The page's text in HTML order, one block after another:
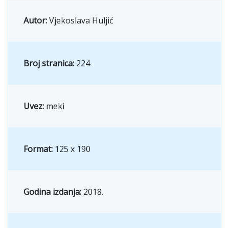
Autor:Vjekoslava Huljić
Broj stranica: 224
Uvez: meki
Format: 125 x 190
Godina izdanja: 2018.